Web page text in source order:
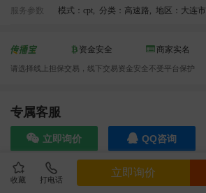
收藏 打电话
立即询价
03:20:56 156****3374
联系了该媒体所在商家
04:12:36
181****8167
联系了该媒体所在商家
04:16:44
01:50:54 192****2334 联系了该媒体所在商家
03:40:56 157****6971
联系了该媒体所在商家
155****5272 联系了该媒体所在商家
02:32:27
176****3456 联系了该媒体所在商家
服务参数 模式：cpt, 分类：高速路, 地区：大连市
资金安全 商家实名
请选择线上担保交易，线下交易资金安全不受平台保护
专属客服
立即询价 QQ咨询
效果截图